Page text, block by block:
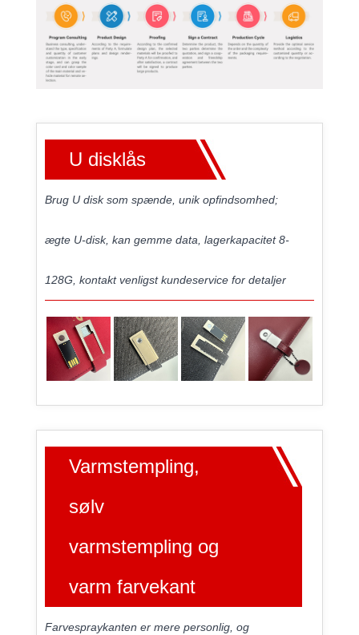
U disklås
Brug U disk som spænde, unik opfindsomhed;
ægte U-disk, kan gemme data, lagerkapacitet 8-
128G, kontakt venligst kundeservice for detaljer
Varmstempling,
sølv
varmstempling og
varm farvekant
Farvespraykanten er mere personlig, og